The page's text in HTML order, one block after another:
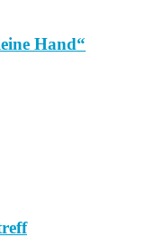
Hand“